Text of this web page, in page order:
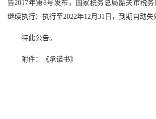
告2017年第8号发布，国家税务总局韶关市税务
继续执行）执行至2022年12月31日，到期自动失
特此公告。
附件：《承诺书》